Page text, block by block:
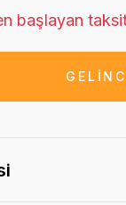
başlayan